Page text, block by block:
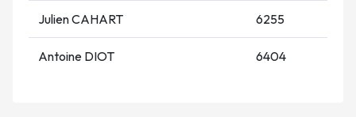
Julien CAHART 6255
Antoine DIOT 6404